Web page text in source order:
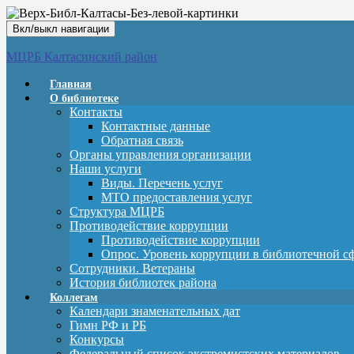
Вкл/выкл навигации
МЦРБ Калтасинский район
Главная
О библиотеке
Контакты
Контактные данные
Обратная связь
Органы управления организации
Наши услуги
Виды. Перечень услуг
МТО предоставления услуг
Структура МЦРБ
Противодействие коррупции
Противодействие коррупции
Опрос. Уровень коррупции в библиотечной
Сотрудники. Ветераны
История библиотек района
Коллегам
Календари знаменательных дат
Гимн РФ и РБ
Конкурсы